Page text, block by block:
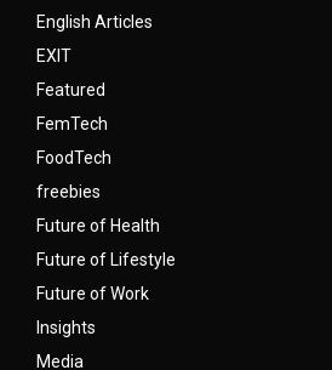
English Articles
EXIT
Featured
FemTech
FoodTech
freebies
Future of Health
Future of Lifestyle
Future of Work
Insights
Media